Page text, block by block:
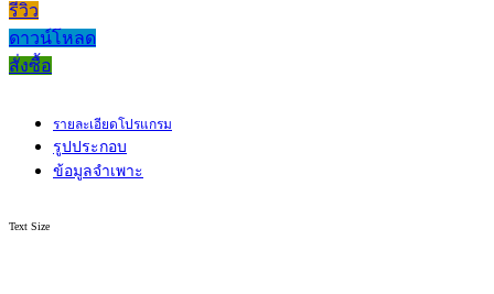
รีวิว
ดาวน์โหลด
สั่งซื้อ
รายละเอียดโปรแกรม
รูปประกอบ
ข้อมูลจำเพาะ
Text Size